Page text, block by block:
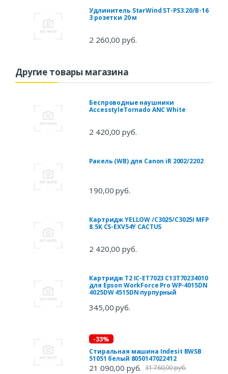
Удлинитель StarWind ST-PS3.20/B-16
3 розетки 20 м
2 260,00 руб.
Другие товары магазина
Беспроводные наушники
AccesstyleTornado ANC White
2 420,00 руб.
Ракель (WB) для Canon iR 2002/2202
190,00 руб.
Картридж YELLOW /C3025/C3025I MFP
8.5K CS-EXV54Y CACTUS
2 420,00 руб.
Картридж T2 IC-ET7023 C13T70234010
для Epson WorkForce Pro WP-4015DN
4025DW 4515DN пурпурный
345,00 руб.
-33%
Стиральная машина Indesit BWSB
51051 белый 8050147022412
21 090,00 руб. 31 760,00 руб.